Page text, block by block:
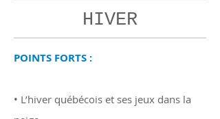
HIVER
POINTS FORTS :
• L’hiver québécois et ses jeux dans la